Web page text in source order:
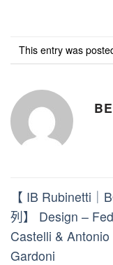
This entry was
【 IB Rubinetti｜
列】 Design –
Castelli & Antonio
Gardoni